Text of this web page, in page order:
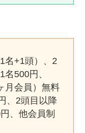
名+1頭）、2
500円、
月会員）無料
、2頭目以降
、他会員制